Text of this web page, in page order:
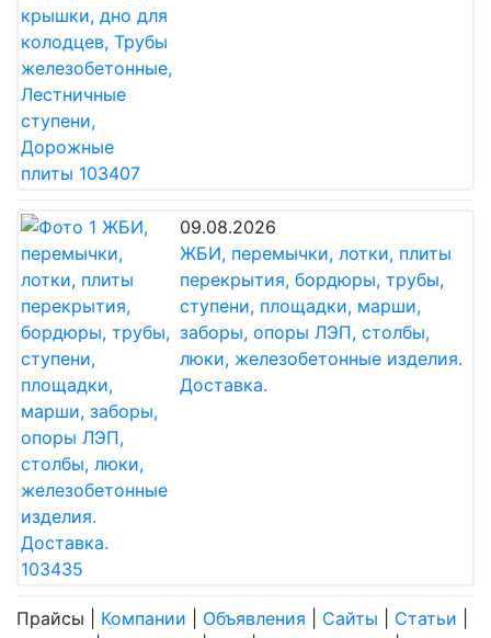
09.08.2026
ЖБИ, перемычки, лотки, плиты
перекрытия, бордюры, трубы,
ступени, площадки, марши,
заборы, опоры ЛЭП, столбы,
люки, железобетонные изделия.
Доставка.
Прайсы Компании Объявления Сайты Статьи